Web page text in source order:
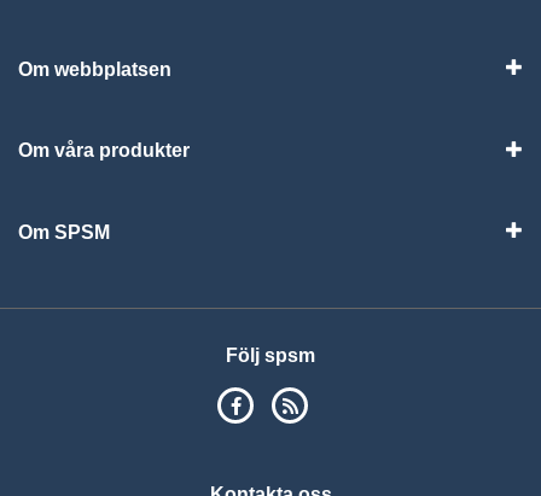
Om webbplatsen
Om våra produkter
Om SPSM
Följ spsm
SPSM på Facebook